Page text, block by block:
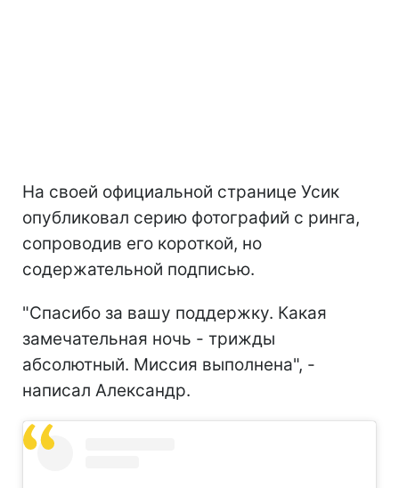
На своей официальной странице Усик
опубликовал серию фотографий с ринга,
сопроводив его короткой, но
содержательной подписью.
"Спасибо за вашу поддержку. Какая
замечательная ночь - трижды
абсолютный. Миссия выполнена", -
написал Александр.